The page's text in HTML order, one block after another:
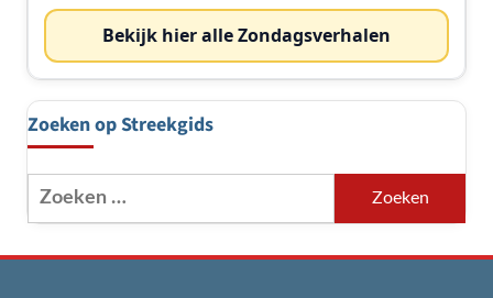
Bekijk hier alle Zondagsverhalen
Zoeken op Streekgids
Zoeken
naar: